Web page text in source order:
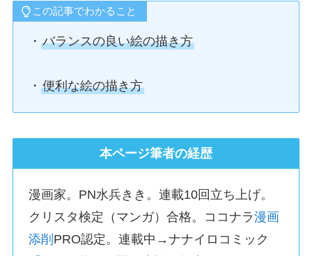
この記事でわかること
・バランスの良い絵の描き方
・便利な絵の描き方
本ページ筆者の経歴
漫画家。PN水兵きき。連載10回立ち上げ。
クリスタ検定（マンガ）合格。ココナラ漫画
添削 PRO認定。連載中→ナナイロコミック